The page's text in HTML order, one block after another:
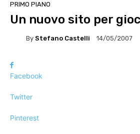
PRIMO PIANO
Un nuovo sito per
By Stefano Castelli 14/05/2007
Facebook
Twitter
Pinterest